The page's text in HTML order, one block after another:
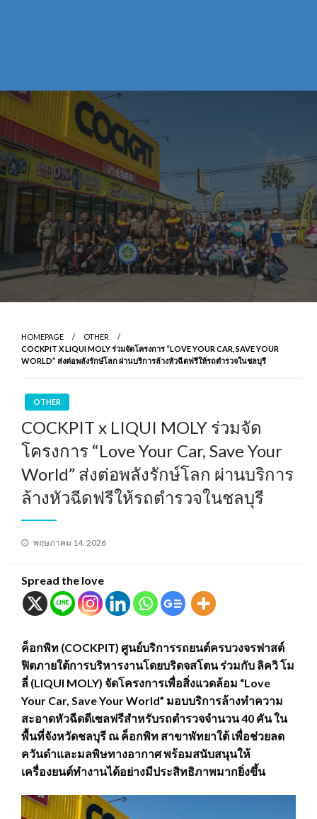
HOMEPAGE
OTHER
COCKPIT X LIQUI MOLY ร่วมจัดโครงการ “LOVE YOUR CAR, SAVE YOUR
WORLD” ส่งต่อพลังรักษ์โลก ผ่านบริการล้างหัวฉีดฟรีให้รถตำรวจในชลบุรี
OTHER
COCKPIT x LIQUI MOLY ร่วมจัด
โครงการ “Love Your Car, Save Your
World” ส่งต่อพลังรักษ์โลก ผ่านบริการ
ล้างหัวฉีดฟรีให้รถตำรวจในชลบุรี
Posted
พฤษภาคม 14, 2026
Spread the love
ค็อกพิท (COCKPIT) ศูนย์บริการรถยนต์ครบวงจรฟาสต์
ฟิตภายใต้การบริหารงานโดยบริดจสโตน ร่วมกับ ลิควิ โม
ลี่ (LIQUI MOLY) จัดโครงการเพื่อสิ่งแวดล้อม “Love
Your Car, Save Your World” มอบบริการล้างทำความ
สะอาดหัวฉีดดีเซลฟรีสำหรับรถตำรวจจำนวน 40 คัน ใน
พื้นที่จังหวัดชลบุรี ณ ค็อกพิท สาขาพัทยาใต้ เพื่อช่วยลด
ควันดำและมลพิษทางอากาศ พร้อมสนับสนุนให้
เครื่องยนต์ทำงานได้อย่างมีประสิทธิภาพมากยิ่งขึ้น